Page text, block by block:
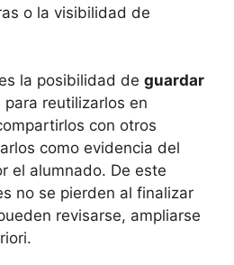
o la visibilidad de
la posibilidad de guardar
para reutilizarlos en
con otros
como evidencia del
el alumnado. De este
no se pierden al finalizar
revisarse, ampliarse